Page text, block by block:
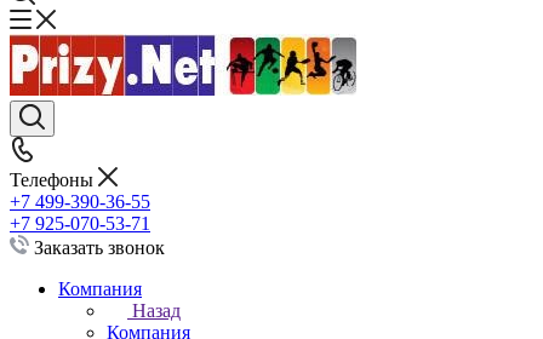
Телефоны
+7 499-390-36-55
+7 925-070-53-71
Заказать звонок
Компания
Назад
Компания